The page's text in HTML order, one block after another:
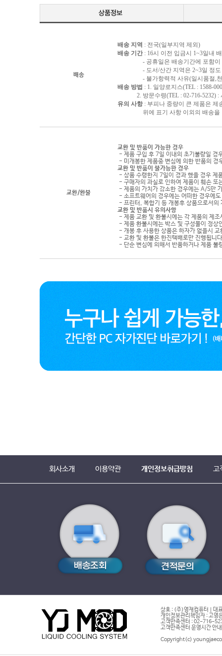
배송
배송 지역 : 전국(일부지역 제외)
배송 기간 : 16시 이전 입금시 1~3일내
- 공휴일은 배송기간에 포함이
- 도서/산간 지역은 2~3일 정도
- 불가항력적 사유(일시품절,천재
배송 방법 : 1. 일양로지스(TEL : 1588-
2. 방문수령(TEL : 02-716-5232) :
유의 사항: 부피나 중량이 큰 제품은 제
위에 표기 사항 이외의 배송을 원
교환/환불
교환 및 반품이 가능한 경우
- 제품 구입 후 7일 이내의 초기불량일 경
- 미개봉한 제품중 변심에 의한 반품의 경
교환 및 반품이 불가능한 경우
- 상품 수령한지 7일이 경과 했을 경우 제
- 구매자의 과실로 인하여 제품이 훼손 또
- 제품의 가치가 감소한 경우에는 A/S만
- 소프트웨어의 경우에는 어떠한 경우에
- 프린터, 복합기 등 개봉후 상품으로서의
교환 및 반품시 유의사항
- 제품 교환 및 환불시에는 각 제품의 제
- 제품 환불시에는 박스 및 구성물이 정상
- 개봉 후 사용한 상품은 하자가 없을시
- 교환 및 환불은 한진택배로만 진행됩니
- 단순 변심에 의해서 반품하거나 제품
회사소개 이용약관 개인정보취급방침 고
상호 : (주)영재컴퓨터 | 대
개인정보관리책임자 : 고영
고객만족센터 : 02-716-
고객만족센터 운영시간 안
Copyright(c)